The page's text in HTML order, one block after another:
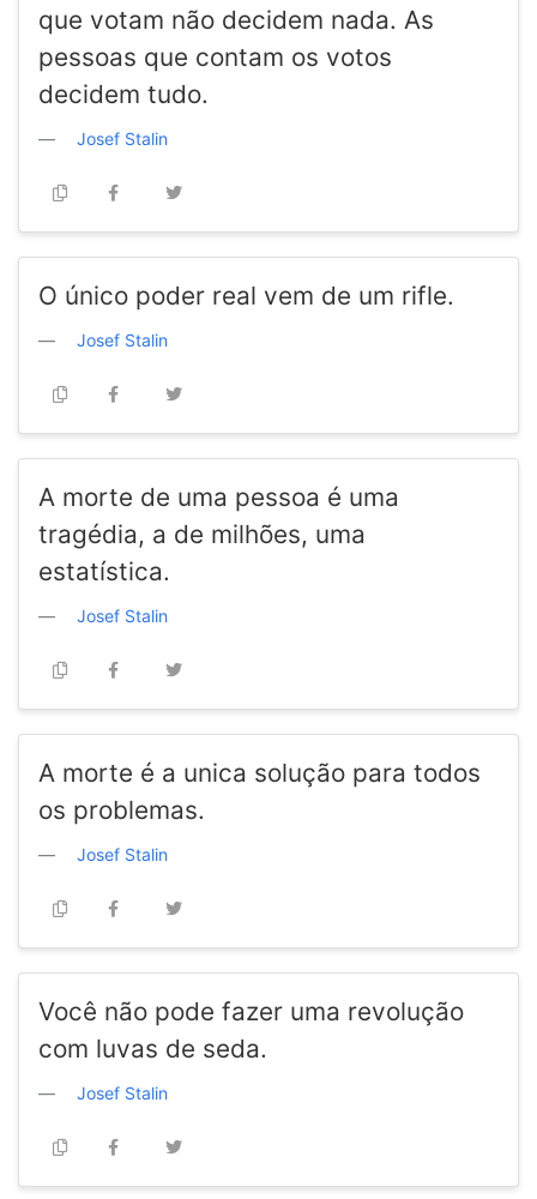
que votam não decidem nada. As
pessoas que contam os votos
decidem tudo.
Josef Stalin
O único poder real vem de um rifle.
Josef Stalin
A morte de uma pessoa é uma
tragédia, a de milhões, uma
estatística.
Josef Stalin
A morte é a unica solução para todos
os problemas.
Josef Stalin
Você não pode fazer uma revolução
com luvas de seda.
Josef Stalin